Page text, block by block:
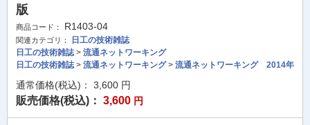
版
商品コード： R1403-04
関連カテゴリ：
日工の技術雑誌
日工の技術雑誌> 流通ネットワーキング
日工の技術雑誌> 流通ネットワーキング> 流通ネットワーキング 2014年
通常価格(税込)： 3,600 円
販売価格(税込)： 3,600 円